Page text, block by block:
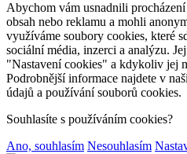
Abychom vám usnadnili
obsah nebo reklamu a mohli
využíváme soubory cookies, které
sociální média, inzerci a analýzu.
"Nastavení cookies" a kdykoliv jej
Podrobnější informace najdete v
údajů a používání souborů cookies.
Souhlasíte s používáním cookies?
Ano, souhlasím Nesouhlasím